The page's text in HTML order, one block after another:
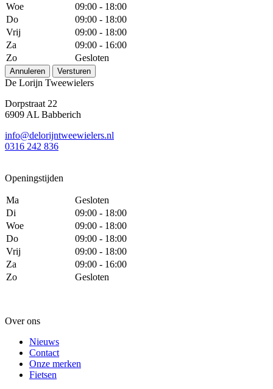
Woe
09:00 - 18:00
Do
09:00 - 18:00
Vrij
09:00 - 18:00
Za
09:00 - 16:00
Zo
Gesloten
Annuleren Versturen
De Lorijn Tweewielers
Dorpstraat 22
6909 AL Babberich
info@delorijntweewielers.nl
0316 242 836
Openingstijden
Ma
Gesloten
Di
09:00 - 18:00
Woe
09:00 - 18:00
Do
09:00 - 18:00
Vrij
09:00 - 18:00
Za
09:00 - 16:00
Zo
Gesloten
Over ons
Nieuws
Contact
Onze merken
Fietsen